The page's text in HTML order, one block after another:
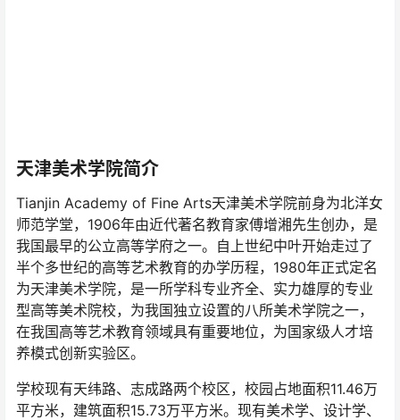
天津美术学院简介
Tianjin Academy of Fine Arts天津美术学院前身为北洋女
师范学堂，1906年由近代著名教育家傅增湘先生创办，是
我国最早的公立高等学府之一。自上世纪中叶开始走过了
半个多世纪的高等艺术教育的办学历程，1980年正式定名
为天津美术学院，是一所学科专业齐全、实力雄厚的专业
型高等美术院校，为我国独立设置的八所美术学院之一，
在我国高等艺术教育领域具有重要地位，为国家级人才培
养模式创新实验区。
学校现有天纬路、志成路两个校区，校园占地面积11.46万
平方米，建筑面积15.73万平方米。现有美术学、设计学、